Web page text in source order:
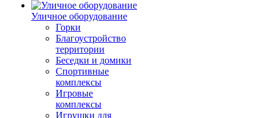
Уличное оборудование
Горки
Благоустройство
территории
Беседки и домики
Спортивные
комплексы
Игровые
комплексы
Игрушки для